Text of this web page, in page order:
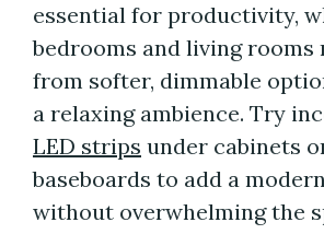
essential for productivity,
bedrooms and living rooms
from softer, dimmable
a relaxing ambience. Try
LED strips under cabinets
baseboards to add a
without overwhelming the